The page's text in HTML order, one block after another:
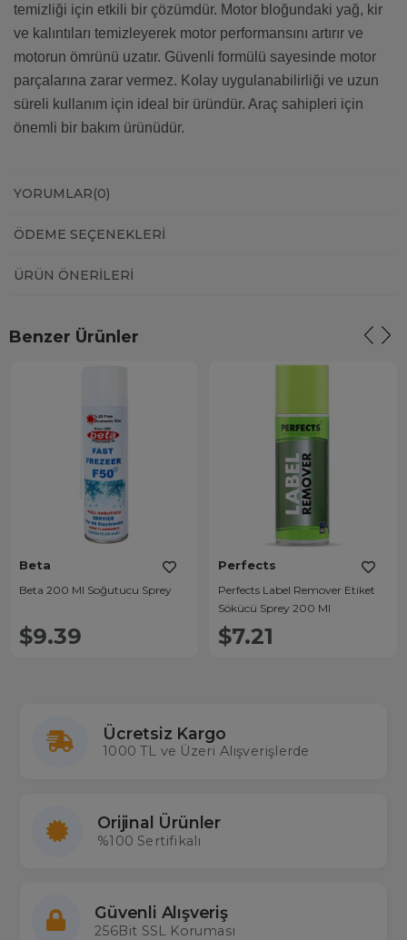
temizliği için etkili bir çözümdür. Motor bloğundaki yağ, kir
ve kalıntıları temizleyerek motor performansını artırır ve
motorun ömrünü uzatır. Güvenli formülü sayesinde motor
parçalarına zarar vermez. Kolay uygulanabilirliği ve uzun
süreli kullanım için ideal bir üründür. Araç sahipleri için
önemli bir bakım ürünüdür.
YORUMLAR(0)
ÖDEME SEÇENEKLERI
ÜRÜN ÖNERILERI
Benzer Ürünler
Beta
Beta 200 Ml Soğutucu Sprey
$9.39
Perfects
Perfects Label Remover Etiket
Sökücü Sprey 200 Ml
$7.21
Ücretsiz Kargo
1000 TL ve Üzeri Alışverişlerde
Orijinal Ürünler
%100 Sertifikalı
Güvenli Alışveriş
256Bit SSL Koruması